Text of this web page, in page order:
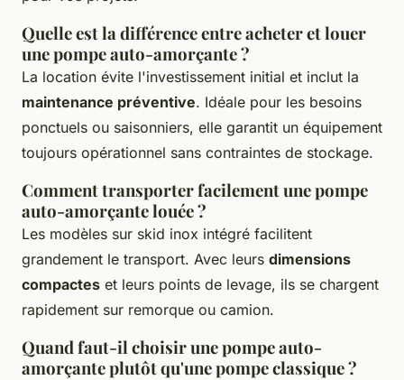
Quelle est la différence entre acheter et louer
une pompe auto-amorçante ?
La location évite l'investissement initial et inclut la
maintenance préventive. Idéale pour les besoins
ponctuels ou saisonniers, elle garantit un équipement
toujours opérationnel sans contraintes de stockage.
Comment transporter facilement une pompe
auto-amorçante louée ?
Les modèles sur skid inox intégré facilitent
grandement le transport. Avec leurs dimensions
compactes et leurs points de levage, ils se chargent
rapidement sur remorque ou camion.
Quand faut-il choisir une pompe auto-
amorçante plutôt qu'une pompe classique ?